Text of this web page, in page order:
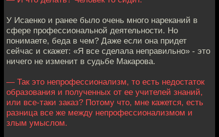
У Исаенко и ранее было очень много нареканий в
сфере профессиональной деятельности. Но
понимаете, беда в чем? Даже если она придет
сейчас и скажет: «Я все сделала неправильно» - это
ничего не изменит в судьбе Макарова.
— Так это непрофессионализм, то есть недостаток
образования и полученных от ее учителей знаний,
или все-таки заказ? Потому что, мне кажется, есть
разница все же между непрофессионализмом и
злым умыслом.